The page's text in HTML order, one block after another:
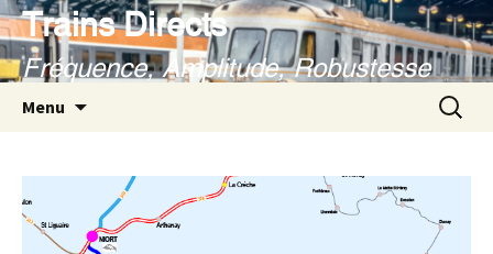
Aller
au
contenu
Trains Directs
Fréquence, Amplitude, Robustesse
Menu